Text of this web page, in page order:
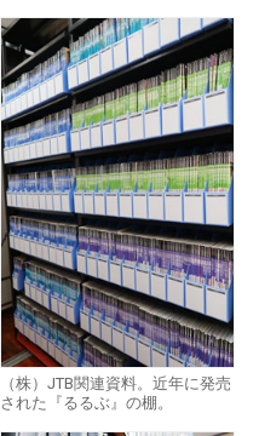
（株）JTB関連資料。近年に発売
された『るるぶ』の棚。